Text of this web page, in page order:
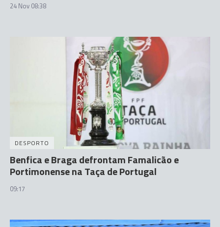
24 Nov 08:38
DESPORTO
Benfica e Braga defrontam Famalicão e
Portimonense na Taça de Portugal
09:17